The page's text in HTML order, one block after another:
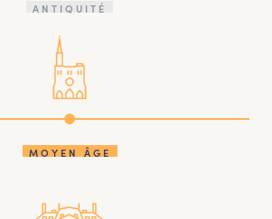
ANTIQUITÉ
MOYEN ÂGE